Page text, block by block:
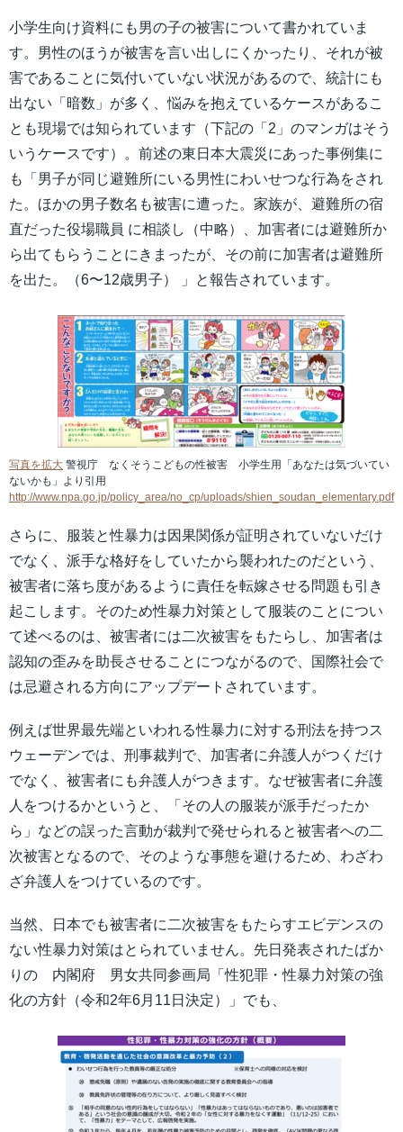
小学生向け資料にも男の子の被害について書かれていま
す。男性のほうが被害を言い出しにくかったり、それが被
害であることに気付いていない状況があるので、統計にも
出ない「暗数」が多く、悩みを抱えているケースがあるこ
とも現場では知られています（下記の「2」のマンガはそう
いうケースです）。前述の東日本大震災にあった事例集に
も「男子が同じ避難所にいる男性にわいせつな行為をされ
た。ほかの男子数名も被害に遭った。家族が、避難所の宿
直だった役場職員 に相談し（中略）、加害者には避難所か
ら出てもらうことにきまったが、その前に加害者は避難所
を出た。（6〜12歳男子） 」と報告されています。
写真を拡大 警視庁 なくそうこどもの性被害 小学生用「あなたは気づいてい
ないかも」より引用
http://www.npa.go.jp/policy_area/no_cp/uploads/shien_soudan_elementary.pdf
さらに、服装と性暴力は因果関係が証明されていないだけ
でなく、派手な格好をしていたから襲われたのだという、
被害者に落ち度があるように責任を転嫁させる問題も引き
起こします。そのため性暴力対策として服装のことについ
て述べるのは、被害者には二次被害をもたらし、加害者は
認知の歪みを助長させることにつながるので、国際社会で
は忌避される方向にアップデートされています。
例えば世界最先端といわれる性暴力に対する刑法を持つス
ウェーデンでは、刑事裁判で、加害者に弁護人がつくだけ
でなく、被害者にも弁護人がつきます。なぜ被害者に弁護
人をつけるかというと、「その人の服装が派手だったか
ら」などの誤った言動が裁判で発せられると被害者への二
次被害となるので、そのような事態を避けるため、わざわ
ざ弁護人をつけているのです。
当然、日本でも被害者に二次被害をもたらすエビデンスの
ない性暴力対策はとられていません。先日発表されたばか
りの 内閣府 男女共同参画局「性犯罪・性暴力対策の強
化の方針（令和2年6月11日決定）」でも、